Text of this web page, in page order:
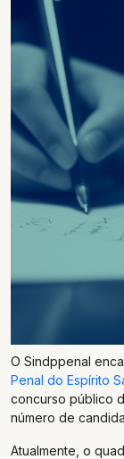
O Sindppenal
Penal do Espírito
concurso público
número de
Atualmente, o